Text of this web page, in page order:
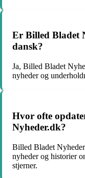
Er Billed Bladet
dansk?
Ja, Billed Bladet
nyheder og
Hvor ofte
Nyheder.dk?
Billed Bladet
nyheder og historier
stjerner.